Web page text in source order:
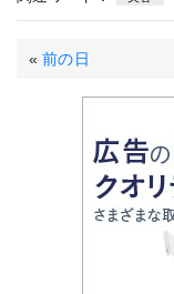
«前の日